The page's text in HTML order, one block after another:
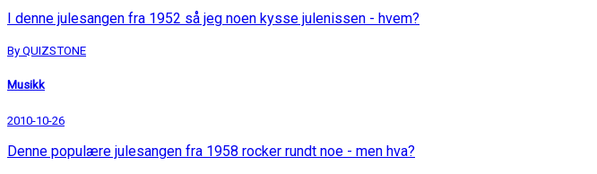
I denne julesangen fra 1952 så jeg noen kysse julenissen - hvem?
By QUIZSTONE
Musikk
2010-10-26
Denne populære julesangen fra 1958 rocker rundt noe - men hva?